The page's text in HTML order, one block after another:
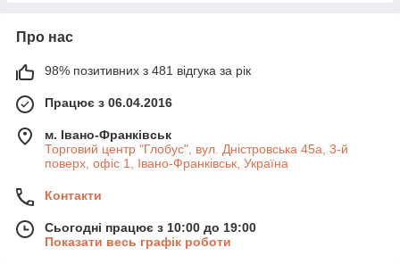
Про нас
98% позитивних з 481 відгука за рік
Працює з 06.04.2016
м. Івано-Франківськ
Торговий центр "Глобус", вул. Дністровська 45а, 3-й
поверх, офіс 1, Івано-Франківськ, Україна
Контакти
Сьогодні працює з 10:00 до 19:00
Показати весь графік роботи